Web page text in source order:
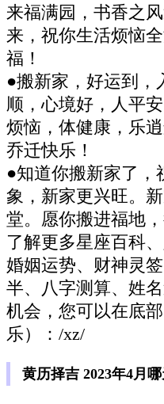
来福满园，书香之
来，祝你生活烦恼
福！
●搬新家，好运到，
顺，心境好，人平
烦恼，体健康，乐
乔迁快乐！
●知道你搬新家了，
象，新家更兴旺。
堂。愿你搬进福地
了解更多星座百科
婚姻运势、财神灵
半、八字测算、姓
机会，您可以在底
乐）：/xz/
黄历择吉 2023年4月